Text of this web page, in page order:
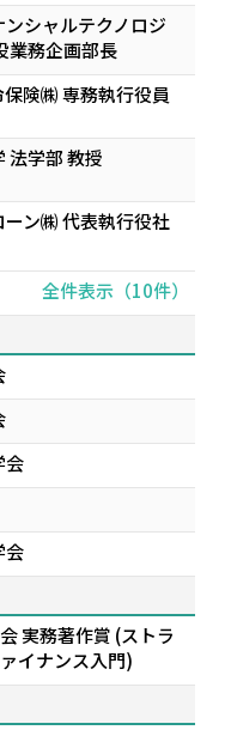
シャルテクノロジ
業務企画部長
険㈱ 専務執行役員
法学部 教授
ーン㈱ 代表執行役社
全件表示（10件）
会
会
実務著作賞 (ストラ
イナンス入門)